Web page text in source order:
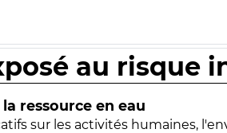
au risque
ressource en eau
sur les activités humaines,